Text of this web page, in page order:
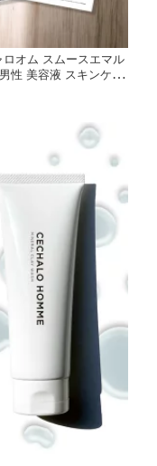
オム スムースエマル
性 美容液 スキンケア
彼氏 父 夫 送料無料